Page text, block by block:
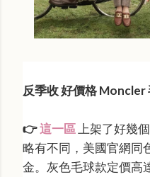
反季收 好價格 Moncler
👉這一區 上架了好幾
略有不同，美國官網同
金。灰色毛球款定價高